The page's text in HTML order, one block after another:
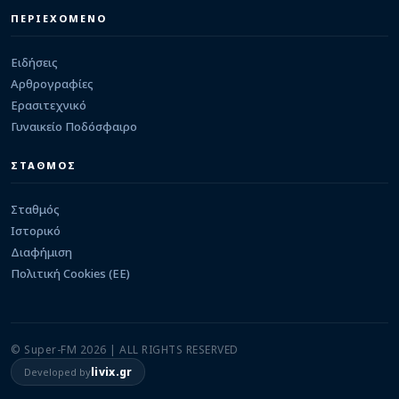
Καστρίτσα: Δυνατό τεστ κόντρα στην Πρέβεζα
ΠΕΡΙΕΧΟΜΕΝΟ
Ειδήσεις
Αρθρογραφίες
Ερασιτεχνικό
Γυναικείο Ποδόσφαιρο
ΣΤΑΘΜΟΣ
Σταθμός
Ιστορικό
Διαφήμιση
Πολιτική Cookies (ΕΕ)
© Super-FM 2026 | ALL RIGHTS RESERVED
Developed bylivix.gr